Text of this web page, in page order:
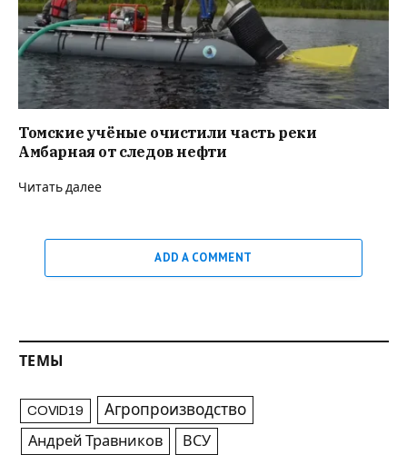
Томские учёные очистили часть реки
Амбарная от следов нефти
Читать далее
ADD A COMMENT
ТЕМЫ
COVID19 Агропроизводство
Андрей Травников ВСУ